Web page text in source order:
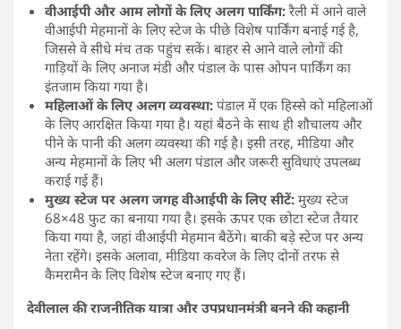
वीआईपी और आम लोगों के लिए अलग पार्किंग: रैली में आने वाले
वीआईपी मेहमानों के लिए स्टेज के पीछे विशेष पार्किंग बनाई गई है,
जिससे वे सीधे मंच तक पहुंच सकें। बाहर से आने वाले लोगों की
गाड़ियों के लिए अनाज मंडी और पंडाल के पास ओपन पार्किंग का
इंतजाम किया गया है।
महिलाओं के लिए अलग व्यवस्था: पंडाल में एक हिस्से को महिलाओं
के लिए आरक्षित किया गया है। यहां बैठने के साथ ही शौचालय और
पीने के पानी की अलग व्यवस्था की गई है। इसी तरह, मीडिया और
अन्य मेहमानों के लिए भी अलग पंडाल और जरूरी सुविधाएं उपलब्ध
कराई गई हैं।
मुख्य स्टेज पर अलग जगह वीआईपी के लिए सीटें: मुख्य स्टेज
68×48 फुट का बनाया गया है। इसके ऊपर एक छोटा स्टेज तैयार
किया गया है, जहां वीआईपी मेहमान बैठेंगे। बाकी बड़े स्टेज पर अन्य
नेता रहेंगे। इसके अलावा, मीडिया कवरेज के लिए दोनों तरफ से
कैमरामैन के लिए विशेष स्टेज बनाए गए हैं।
देवीलाल की राजनीतिक यात्रा और उपप्रधानमंत्री बनने की कहानी